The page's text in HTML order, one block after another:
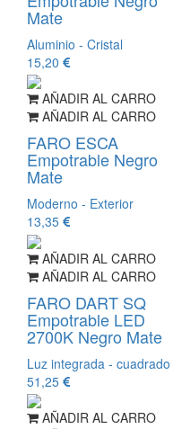
Mate
Aluminio - Cristal
15,20
AÑADIR AL CARRO
AÑADIR AL CARRO
FARO ESCA
Empotrable Negro
Mate
Moderno - Exterior
13,35
AÑADIR AL CARRO
AÑADIR AL CARRO
FARO DART SQ
Empotrable LED
2700K Negro Mate
Luz integrada - cuadrado
51,25
AÑADIR AL CARRO